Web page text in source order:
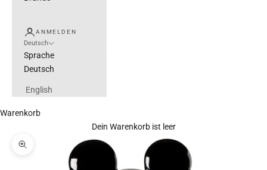
ANMELDEN
Deutsch
Sprache
Deutsch
English
Warenkorb
Dein Warenkorb ist leer
Bild vergrößern